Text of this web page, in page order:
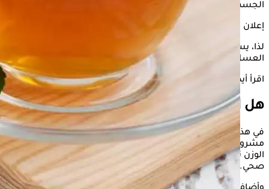
الجسم من السموم والشوارد الحرة.
إعلان
لذا، يستعرض "الكونسلتو" في السطور التالية، هل الليمون مع
العسل ينقص الوزن؟
اقرأ أيضًا: كيف يؤثر الليمون على الدورة الشهرية؟
هل الليمون مع العسل ينقص الوزن؟
في هذا الصدد، قال الدكتور كريم جمال، أخصائي التغذية العلاجية، إن
مشروب الليمون مع العسل لا ينقص الوزن بمفرده، فخسارة
الوزن تعتمد على كيفية دمجه مع نظام غذائي متوازن ونمط حياة
صحي.